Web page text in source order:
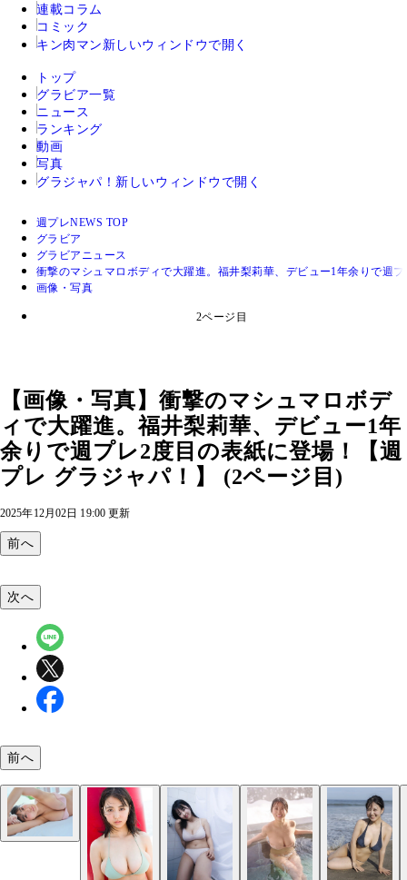
連載コラム
コミック
キン肉マン 新しいウィンドウで開く
トップ
グラビア一覧
ニュース
ランキング
動画
写真
グラジャパ！ 新しいウィンドウで開く
週プレNEWS TOP
グラビア
グラビアニュース
衝撃のマシュマロボディで大躍進。福井梨莉華、デビュー1年余りで週
画像・写真
2ページ目
【画像・写真】衝撃のマシュマロボデ
ィで大躍進。福井梨莉華、デビュー1年
余りで週プレ2度目の表紙に登場！【週
プレ グラジャパ！】 (2ページ目)
2025年12月02日 19:00 更新
前へ
次へ
前へ